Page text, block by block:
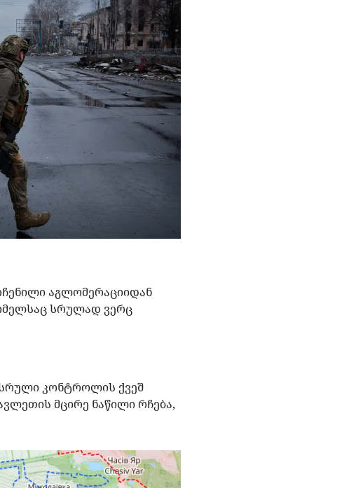
აგლომერაციიდან
სრულად ვერც
სრული კონტროლის ქვეშ
მცირე ნაწილი რჩება,